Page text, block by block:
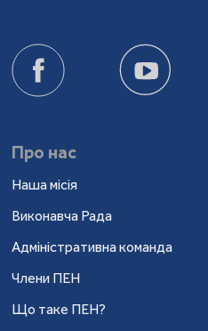
Про нас
Наша місія
Виконавча Рада
Адміністративна команда
Члени ПЕН
Що таке ПЕН?